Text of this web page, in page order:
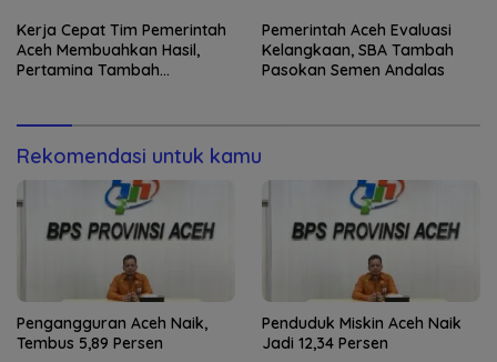
Kerja Cepat Tim Pemerintah
Aceh Membuahkan Hasil,
Pertamina Tambah
Pemerintah Aceh Evaluasi
Kelangkaan, SBA Tambah
Pasokan Semen Andalas
Rekomendasi untuk kamu
Pengangguran Aceh Naik,
Tembus 5,89 Persen
Penduduk Miskin Aceh Naik
Jadi 12,34 Persen